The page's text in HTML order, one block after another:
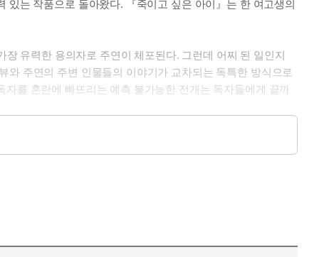
는 작품으로 돌아왔다. 『죽이고 싶은 아이』는 한 여고생의
유력한 용의자로 주연이 체포된다. 그런데 어찌 된 일인지
주연의 주변 인물들의 이야기가 교차되는 독특한 방식으로
를 혼란에 빠뜨리는 예측 불가능한 전개는 독자들에게 끝까
지는 서늘한 경고라고 할 수 있다.